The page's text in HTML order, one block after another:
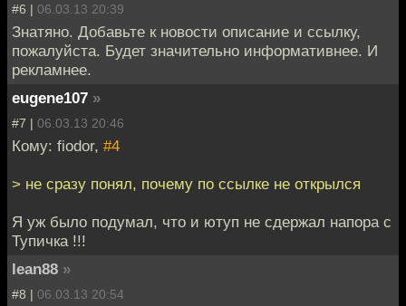
#6 | 06.03.13 20:39
Знатяно. Добавьте к новости описание и ссылку,
пожалуйста. Будет значительно информативнее. И
рекламнее.
eugene107 »
#7 | 06.03.13 20:46
Кому: fiodor, #4
> не сразу понял, почему по ссылке не открылся
Я уж было подумал, что и ютуп не сдержал напора с
Тупичка !!!
lean88 »
#8 | 06.03.13 20:54